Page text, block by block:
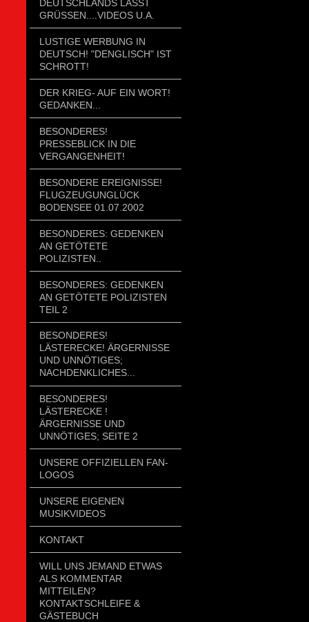
DEUTSCHLANDS LÄSST
GRÜSSEN....VIDEOS U.A.
LUSTIGE WERBUNG IN
DEUTSCH! "DENGLISCH" IST
SCHROTT!
DER KRIEG- AUF EIN WORT!
GEDANKEN...
BESONDERES!
PRESSEBLICK IN DIE
VERGANGENHEIT!
BESONDERE EREIGNISSE!
FLUGZEUGUNGLÜCK
BODENSEE 01.07.2002
BESONDERES: GEDENKEN
AN GETÖTETE
POLIZISTEN..
BESONDERES: GEDENKEN
AN GETÖTETE POLIZISTEN
TEIL 2
BESONDERES!
LÄSTERECKE! ÄRGERNISSE
UND UNNÖTIGES;
NACHDENKLICHES...
BESONDERES!
LÄSTERECKE !
ÄRGERNISSE UND
UNNÖTIGES; SEITE 2
UNSERE OFFIZIELLEN FAN-
LOGOS
UNSERE EIGENEN
MUSIKVIDEOS
KONTAKT
WILL UNS JEMAND ETWAS
ALS KOMMENTAR
MITTEILEN?
KONTAKTSCHLEIFE &
GÄSTEBUCH